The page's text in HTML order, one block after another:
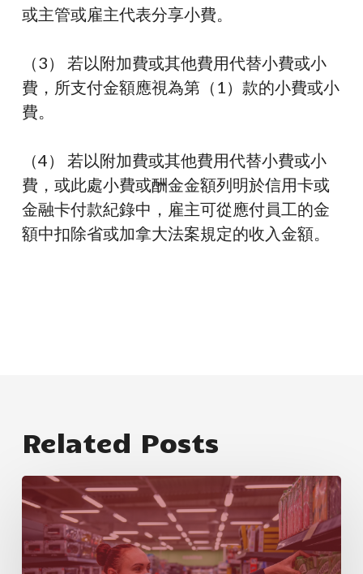
或主管或雇主代表分享小費。
（3） 若以附加費或其他費用代替小費或小
費 ，所支付金額應視為第 （1）款的小費或小
費。
（4） 若以附加費或其他費用代替小費或小
費，或此處小費或酬金金額列明於信用卡或
金融卡付款紀錄中，雇主可從應付員工的金
額中扣除省或加拿大法案規定的收入金額。
Related Posts
新
聞
稿：
卑